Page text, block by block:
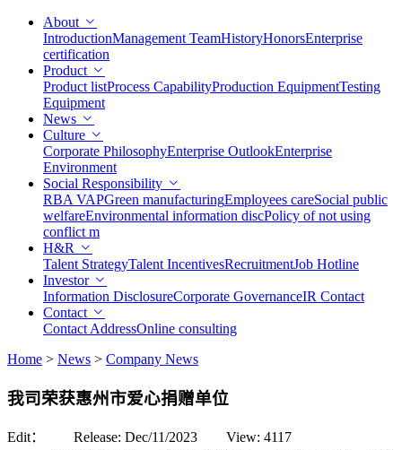
About
IntroductionManagement TeamHistoryHonorsEnterprise
certification
Product
Product listProcess CapabilityProduction EquipmentTesting
Equipment
News
Culture
Corporate PhilosophyEnterprise OutlookEnterprise
Environment
Social Responsibility
RBA VAPGreen manufacturingEmployees careSocial public
welfareEnvironmental information discPolicy of not using
conflict m
H&R
Talent StrategyTalent IncentivesRecruitmentJob Hotline
Investor
Information DisclosureCorporate GovernanceIR Contact
Contact
Contact AddressOnline consulting
Home > News > Company News
我司荣获惠州市爱心捐赠单位
Edit： Release: Dec/11/2023 View: 4117